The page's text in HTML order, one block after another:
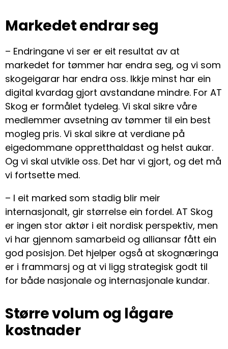
Markedet endrar seg
– Endringane vi ser er eit resultat av at
markedet for tømmer har endra seg, og vi som
skogeigarar har endra oss. Ikkje minst har ein
digital kvardag gjort avstandane mindre. For AT
Skog er formålet tydeleg. Vi skal sikre våre
medlemmer avsetning av tømmer til ein best
mogleg pris. Vi skal sikre at verdiane på
eigedommane oppretthaldast og helst aukar.
Og vi skal utvikle oss. Det har vi gjort, og det må
vi fortsette med.
– I eit marked som stadig blir meir
internasjonalt, gir størrelse ein fordel. AT Skog
er ingen stor aktør i eit nordisk perspektiv, men
vi har gjennom samarbeid og alliansar fått ein
god posisjon. Det hjelper også at skognæringa
er i frammarsj og at vi ligg strategisk godt til
for både nasjonale og internasjonale kundar.
Større volum og lågare
kostnader